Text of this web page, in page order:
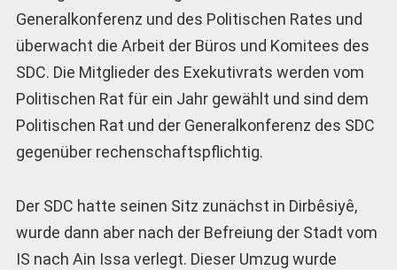
Generalkonferenz und des Politischen Rates und
überwacht die Arbeit der Büros und Komitees des
SDC. Die Mitglieder des Exekutivrats werden vom
Politischen Rat für ein Jahr gewählt und sind dem
Politischen Rat und der Generalkonferenz des SDC
gegenüber rechenschaftspflichtig.
Der SDC hatte seinen Sitz zunächst in Dirbêsiyê,
wurde dann aber nach der Befreiung der Stadt vom
IS nach Ain Issa verlegt. Dieser Umzug wurde